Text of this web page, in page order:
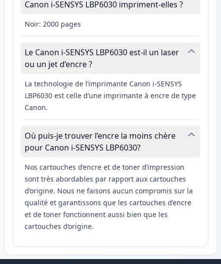
Canon i-SENSYS LBP6030 impriment-elles ?
Noir: 2000 pages
Le Canon i-SENSYS LBP6030 est-il un laser
ou un jet d’encre ?
La technologie de l’imprimante Canon i-SENSYS
LBP6030 est celle d’une imprimante à encre de type
Canon.
Où puis-je trouver l’encre la moins chère
pour Canon i-SENSYS LBP6030?
Nos cartouches d’encre et de toner d’impression
sont très abordables par rapport aux cartouches
d’origine. Nous ne faisons aucun compromis sur la
qualité et garantissons que les cartouches d’encre
et de toner fonctionnent aussi bien que les
cartouches d’origine.